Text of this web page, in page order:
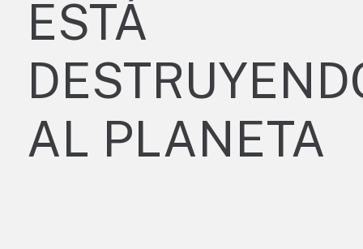
ESTÁ
AL PLANETA